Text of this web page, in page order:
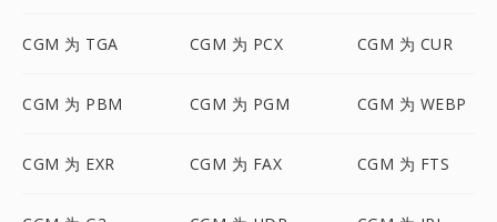
CGM 为 TGA CGM 为 PCX CGM 为 CUR
CGM 为 PBM CGM 为 PGM CGM 为 WEBP
CGM 为 EXR CGM 为 FAX CGM 为 FTS